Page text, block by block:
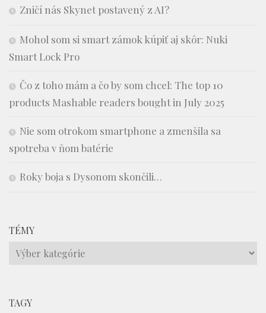
Zničí nás Skynet postavený z AI?
Mohol som si smart zámok kúpiť aj skôr: Nuki
Smart Lock Pro
Čo z toho mám a čo by som chcel: The top 10
products Mashable readers bought in July 2025
Nie som otrokom smartphone a zmenšila sa
spotreba v ňom batérie
Roky boja s Dysonom skončili…
TÉMY
Témy
TAGY